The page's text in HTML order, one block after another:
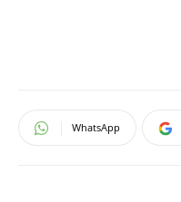
WhatsApp